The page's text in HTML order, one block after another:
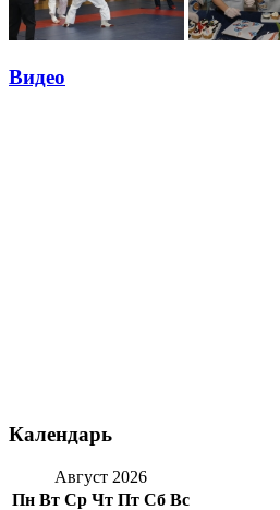
Видео
Календарь
Август 2026
Пн Вт Ср Чт Пт Сб Вс